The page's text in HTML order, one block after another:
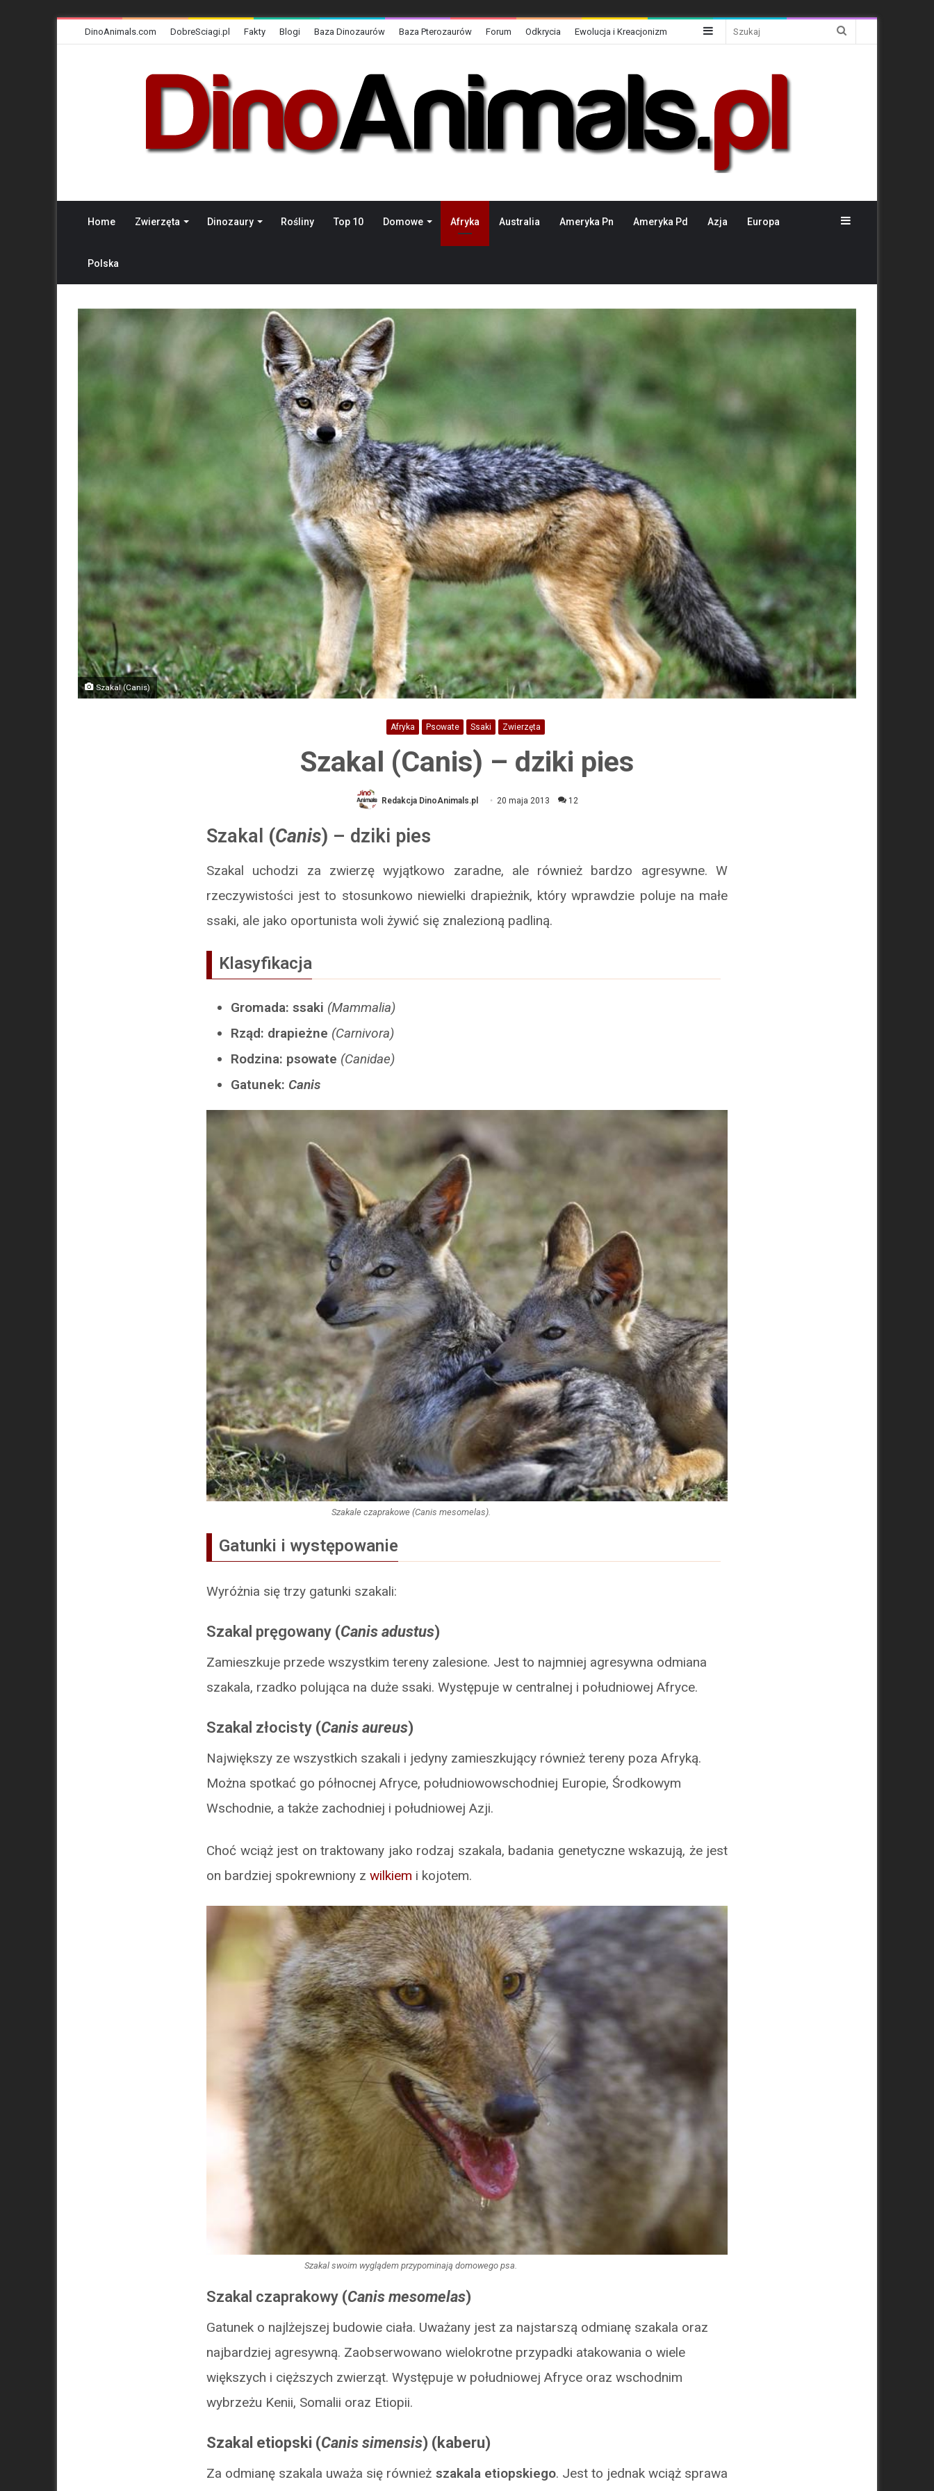
DinoAnimals.com DobreSciagi.pl Fakty Blogi Baza Dinozaurów Baza Pterozaurów Forum Odkrycia Ewolucja i Kreacjonizm Sidebar
Home Zwierzęta Dinozaury Rośliny Top 10 Domowe Afryka Australia Ameryka Pn Ameryka Pd Azja Europa
Polska
Sidebar
Szakal (Canis)
Afryka Psowate Ssaki Zwierzęta
Szakal (Canis) – dziki pies
Redakcja DinoAnimals.pl 20 maja 2013 12
Szakal (Canis) – dziki pies
Szakal uchodzi za zwierzę wyjątkowo zaradne, ale również bardzo agresywne. W
rzeczywistości jest to stosunkowo niewielki drapieżnik, który wprawdzie poluje na małe
ssaki, ale jako oportunista woli żywić się znalezioną padliną.
Klasyfikacja
Gromada: ssaki (Mammalia)
Rząd: drapieżne (Carnivora)
Rodzina: psowate (Canidae)
Gatunek: Canis
Szakale czaprakowe (Canis mesomelas).
Gatunki i występowanie
Wyróżnia się trzy gatunki szakali:
Szakal pręgowany (Canis adustus)
Zamieszkuje przede wszystkim tereny zalesione. Jest to najmniej agresywna odmiana
szakala, rzadko polująca na duże ssaki. Występuje w centralnej i południowej Afryce.
Szakal złocisty (Canis aureus)
Największy ze wszystkich szakali i jedyny zamieszkujący również tereny poza Afryką.
Można spotkać go północnej Afryce, południowowschodniej Europie, Środkowym
Wschodnie, a także zachodniej i południowej Azji.
Choć wciąż jest on traktowany jako rodzaj szakala, badania genetyczne wskazują, że jest
on bardziej spokrewniony z wilkiem i kojotem.
Szakal swoim wyglądem przypominają domowego psa.
Szakal czaprakowy (Canis mesomelas)
Gatunek o najlżejszej budowie ciała. Uważany jest za najstarszą odmianę szakala oraz
najbardziej agresywną. Zaobserwowano wielokrotne przypadki atakowania o wiele
większych i cięższych zwierząt. Występuje w południowej Afryce oraz wschodnim
wybrzeżu Kenii, Somalii oraz Etiopii.
Szakal etiopski (Canis simensis) (kaberu)
Za odmianę szakala uważa się również szakala etiopskiego. Jest to jednak wciąż sprawa